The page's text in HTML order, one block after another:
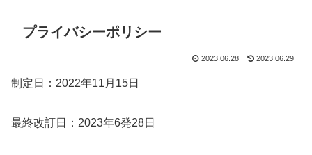
プライバシーポリシー
2023.06.28 2023.06.29
制定日：2022年11月15日
最終改訂日：2023年6発28日